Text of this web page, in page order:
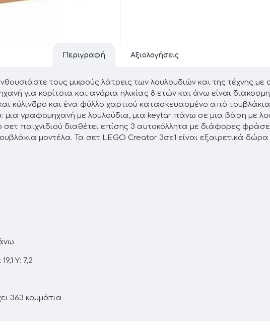
Περιγραφή Αξιολογήσεις
τους μικρούς λάτρεις των λουλουδιών και της τέχνης
για κορίτσια και αγόρια ηλικίας 8 ετών και άνω είναι
κύλινδρο και ένα φύλλο χαρτιού κατασκευασμένο από
γραφομηχανή με λουλούδια, μια keytar πάνω σε μια βάση με
παιχνιδιού διαθέτει επίσης 3 αυτοκόλλητα με διάφορες
μοντέλα. Τα σετ LEGO Creator 3σε1 είναι εξαιρετικά
Υ: 7,2
363 κομμάτια